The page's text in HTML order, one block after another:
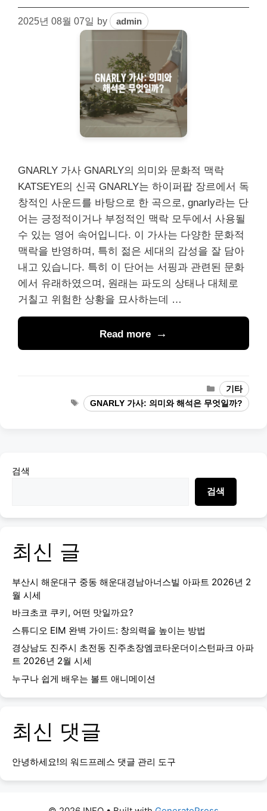
2025년 08월 07일 by admin
GNARLY 가사 GNARLY의 의미와 문화적 맥락
KATSEYE의 신곡 GNARLY는 하이퍼팝 장르에서 독
창적인 사운드를 바탕으로 한 곡으로, gnarly라는 단
어는 긍정적이거나 부정적인 맥락 모두에서 사용될
수 있는 영어 속어입니다. 이 가사는 다양한 문화적
맥락을 반영하며, 특히 젊은 세대의 감성을 잘 담아
내고 있습니다. 특히 이 단어는 서핑과 관련된 문화
에서 유래하였으며, 원래는 파도의 상태나 대체로
거칠고 위험한 상황을 묘사하는데 …
Read more
Categories
기타
Tags
GNARLY 가사: 의미와 해석은 무엇일까?
검색
검색
최신 글
부산시 해운대구 중동 해운대경남아너스빌 아파트 2026년 2
월 시세
바크초코 쿠키, 어떤 맛일까요?
스튜디오 EIM 완벽 가이드: 창의력을 높이는 방법
경상남도 진주시 초전동 진주초장엠코타운더이스턴파크 아파
트 2026년 2월 시세
누구나 쉽게 배우는 볼트 애니메이션
최신 댓글
안녕하세요!의 워드프레스 댓글 관리 도구